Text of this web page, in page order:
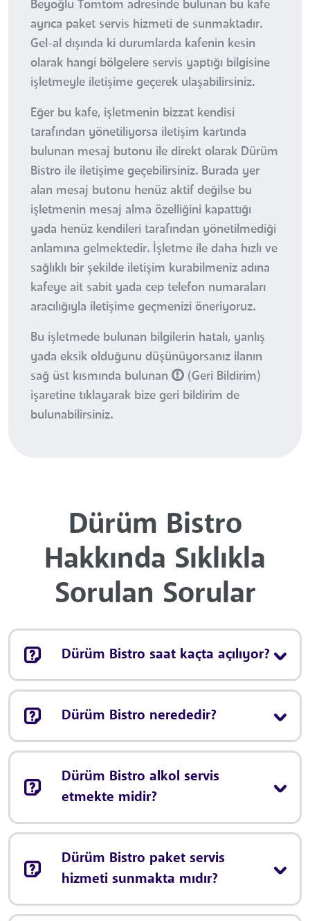
Beyoğlu Tomtom adresinde bulunan bu kafe
ayrıca paket servis hizmeti de sunmaktadır.
Gel-al dışında ki durumlarda kafenin kesin
olarak hangi bölgelere servis yaptığı bilgisine
işletmeyle iletişime geçerek ulaşabilirsiniz.
Eğer bu kafe, işletmenin bizzat kendisi
tarafından yönetiliyorsa iletişim kartında
bulunan mesaj butonu ile direkt olarak Dürüm
Bistro ile iletişime geçebilirsiniz. Burada yer
alan mesaj butonu henüz aktif değilse bu
işletmenin mesaj alma özelliğini kapattığı
yada henüz kendileri tarafından yönetilmediği
anlamına gelmektedir. İşletme ile daha hızlı ve
sağlıklı bir şekilde iletişim kurabilmeniz adına
kafeye ait sabit yada cep telefon numaraları
aracılığıyla iletişime geçmenizi öneriyoruz.
Bu işletmede bulunan bilgilerin hatalı, yanlış
yada eksik olduğunu düşünüyorsanız ilanın
sağ üst kısmında bulunan
(Geri Bildirim)
işaretine tıklayarak bize geri bildirim de
bulunabilirsiniz.
Dürüm Bistro
Hakkında Sıklıkla
Sorulan Sorular
Dürüm Bistro saat kaçta açılıyor?
Dürüm Bistro nerededir?
Dürüm Bistro alkol servis
etmekte midir?
Dürüm Bistro paket servis
hizmeti sunmakta mıdır?